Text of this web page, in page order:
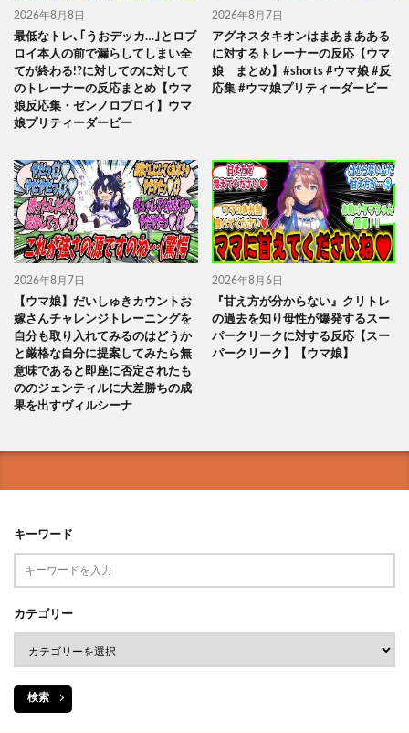
2026年8月8日
最低なトレ､｢うおデッカ…｣とロブ
ロイ本人の前で漏らしてしまい全
てが終わる!?に対してのに対して
のトレーナーの反応まとめ【ウマ
娘反応集・ゼンノロブロイ】ウマ
娘プリティーダービー
2026年8月7日
アグネスタキオンはまあまあある
に対するトレーナーの反応【ウマ
娘 まとめ】#shorts #ウマ娘 #反
応集 #ウマ娘プリティーダービー
2026年8月7日
【ウマ娘】だいしゅきカウントお
嫁さんチャレンジトレーニングを
自分も取り入れてみるのはどうか
と厳格な自分に提案してみたら無
意味であると即座に否定されたも
ののジェンティルに大差勝ちの成
果を出すヴィルシーナ
2026年8月6日
『甘え方が分からない』クリトレ
の過去を知り母性が爆発するスー
パークリークに対する反応【スー
パークリーク】【ウマ娘】
キーワード
カテゴリー
検索